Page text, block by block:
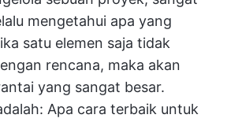
mengetahui apa yang
satu elemen saja tidak
rencana, maka akan
yang sangat besar.
Apa cara terbaik untuk